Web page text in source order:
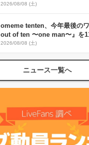
SCOOBIE DO、かりゆし58、
2026/08/08 (土)
omeme tenten、今年最後の
out of ten 〜one man〜』を
2026/08/08 (土)
ニュース一覧へ